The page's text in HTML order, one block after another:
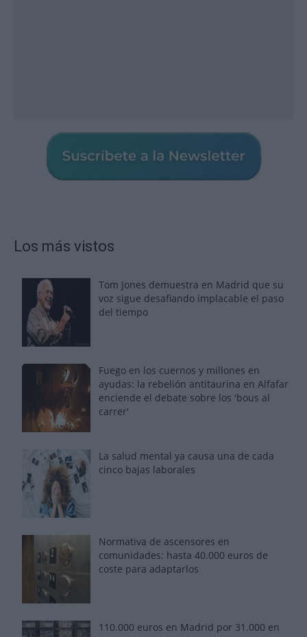
Los más vistos
Tom Jones demuestra en Madrid que su
voz sigue desafiando implacable el paso
del tiempo
Fuego en los cuernos y millones en
ayudas: la rebelión antitaurina en Alfafar
enciende el debate sobre los 'bous al
carrer'
La salud mental ya causa una de cada
cinco bajas laborales
Normativa de ascensores en
comunidades: hasta 40.000 euros de
coste para adaptarlos
110.000 euros en Madrid por 31.000 en